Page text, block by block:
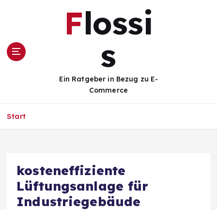
r
Flossi
s
Ein Ratgeber in Bezug zu E-
Commerce
Start
kosteneffiziente
Lüftungsanlage für
Industriegebäude